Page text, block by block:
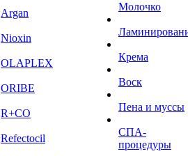
Argan
Niохin
OLAPLEX
ORIBE
R+CO
Refectocil
Молочко
Крема
Воск
Пена и муссы
СПА-
процедуры